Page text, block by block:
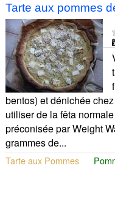
Tarte aux pommes
bentos) et dénichée
utiliser de la fêta
préconisée par Weight
grammes de...
Tarte aux Pommes